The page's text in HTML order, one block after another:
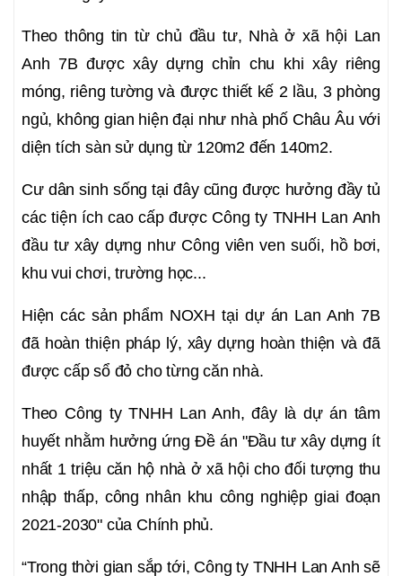
Theo thông tin từ chủ đầu tư, Nhà ở xã hội Lan
Anh 7B được xây dựng chỉn chu khi xây riêng
móng, riêng tường và được thiết kế 2 lầu, 3 phòng
ngủ, không gian hiện đại như nhà phố Châu Âu với
diện tích sàn sử dụng từ 120m2 đến 140m2.
Cư dân sinh sống tại đây cũng được hưởng đầy tủ
các tiện ích cao cấp được Công ty TNHH Lan Anh
đầu tư xây dựng như Công viên ven suối, hồ bơi,
khu vui chơi, trường học...
Hiện các sản phẩm NOXH tại dự án Lan Anh 7B
đã hoàn thiện pháp lý, xây dựng hoàn thiện và đã
được cấp sổ đỏ cho từng căn nhà.
Theo Công ty TNHH Lan Anh, đây là dự án tâm
huyết nhằm hưởng ứng Đề án "Đầu tư xây dựng ít
nhất 1 triệu căn hộ nhà ở xã hội cho đối tượng thu
nhập thấp, công nhân khu công nghiệp giai đoạn
2021-2030" của Chính phủ.
“Trong thời gian sắp tới, Công ty TNHH Lan Anh sẽ